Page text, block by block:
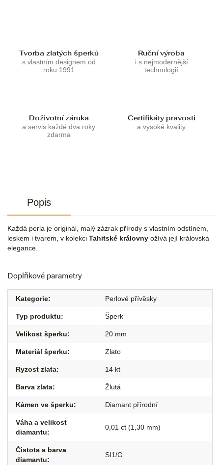
Tvorba zlatých šperků
s vlastním designem od
roku 1991
Ruční výroba
i s nejmodernější
technologií
Doživotní záruka
a servis každé dva roky
zdarma
Certifikáty pravosti
a vysoké kvality
Popis
Každá perla je originál, malý zázrak přírody s vlastním odstínem,
leskem i tvarem, v kolekci Tahitské královny ožívá její královská
elegance.
Doplňkové parametry
Kategorie: Perlové přívěsky
Typ produktu: Šperk
Velikost šperku: 20 mm
Materiál šperku: Zlato
Ryzost zlata: 14 kt
Barva zlata: Žlutá
Kámen ve šperku: Diamant přírodní
Váha a velikost
diamantu:
0,01 ct (1,30 mm)
Čistota a barva
diamantu:
SI1/G